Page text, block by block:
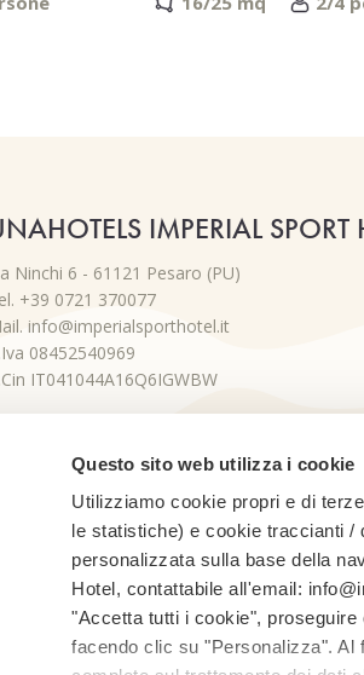
Questo sito web utilizza i cookie
Utilizziamo cookie propri e di
le statistiche) e cookie traccianti /
personalizzata sulla base della
Hotel, contattabile all'email:
"Accetta tutti i cookie",
facendo clic su "Personalizza".
IMPERIAL SPORT
Ninchi 6 - 61121 Pesaro (PU)
+39 0721 370077
info@imperialsporthotel.it
08452540969
IT041044A16Q6IGWBW
PARTNER: